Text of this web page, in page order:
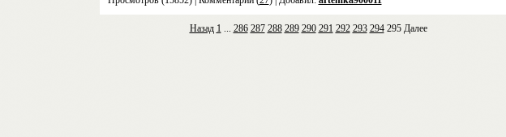
Назад 1 ... 286 287 288 289 290 291 292 293 294 295 Далее